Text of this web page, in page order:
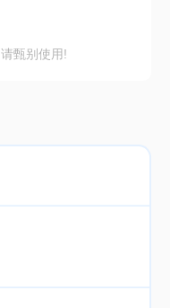
甄别使用!